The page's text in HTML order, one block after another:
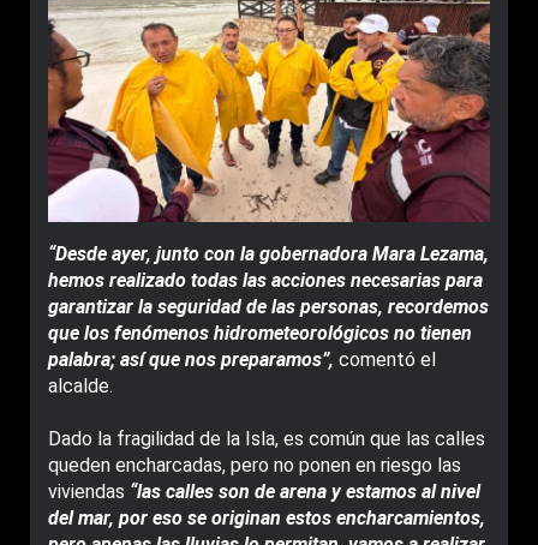
“Desde ayer, junto con la gobernadora Mara Lezama,
hemos realizado todas las acciones necesarias para
garantizar la seguridad de las personas, recordemos
que los fenómenos hidrometeorológicos no tienen
palabra; así que nos preparamos”, comentó el
alcalde.
Dado la fragilidad de la Isla, es común que las calles
queden encharcadas, pero no ponen en riesgo las
viviendas “las calles son de arena y estamos al nivel
del mar, por eso se originan estos encharcamientos,